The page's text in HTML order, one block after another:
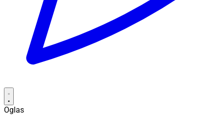
Oglas